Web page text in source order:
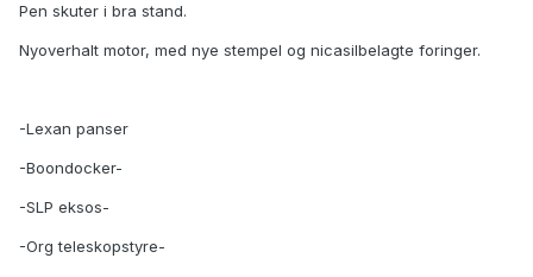
Pen skuter i bra stand.
Nyoverhalt motor, med nye stempel og nicasilbelagte foringer.
-Lexan panser
-Boondocker-
-SLP eksos-
-Org teleskopstyre-